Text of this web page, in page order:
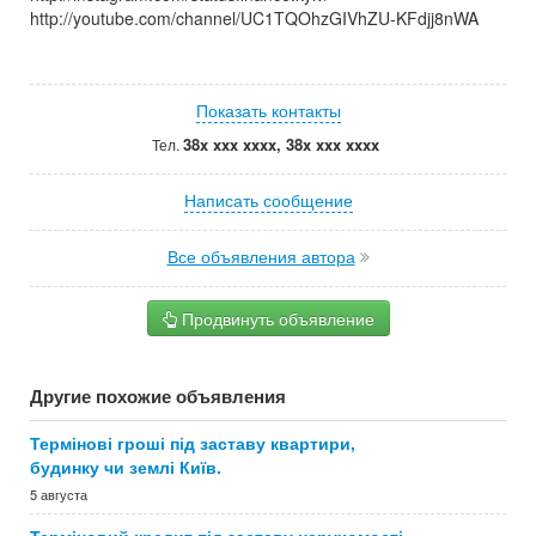
http://youtube.com/channel/UC1TQOhzGIVhZU-KFdjj8nWA
Показать контакты
Тел. 38x xxx xxxx, 38x xxx xxxx
Написать сообщение
Все объявления автора
Продвинуть объявление
Другие похожие объявления
Термінові гроші під заставу квартири,
будинку чи землі Київ.
5 августа